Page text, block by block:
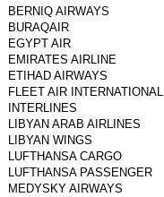
BERNIQ AIRWAYS
BURAQAIR
EGYPT AIR
EMIRATES AIRLINE
ETIHAD AIRWAYS
FLEET AIR INTERNATIONAL
INTERLINES
LIBYAN ARAB AIRLINES
LIBYAN WINGS
LUFTHANSA CARGO
LUFTHANSA PASSENGER
MEDYSKY AIRWAYS